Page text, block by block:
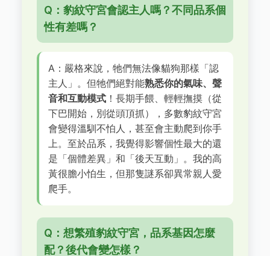
Q：豹紋守宮會認主人嗎？不同品系個
性有差嗎？
A：嚴格來說，牠們無法像貓狗那樣「認
主人」。但牠們絕對能熟悉你的氣味、聲
音和互動模式 ！長期手餵、輕輕撫摸（從
下巴開始，別從頭頂抓），多數豹紋守宮
會變得溫馴不怕人，甚至會主動爬到你手
上。至於品系，我覺得影響個性最大的還
是「個體差異」和「後天互動」。我的高
黃很膽小怕生，但那隻謎系卻異常親人愛
爬手。
Q：想繁殖豹紋守宮，品系基因怎麼
配？後代會變怎樣？